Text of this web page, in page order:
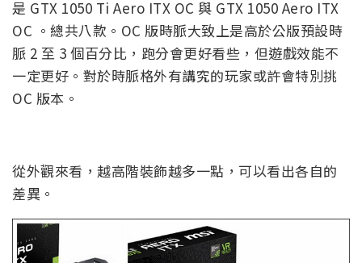
是 GTX 1050 Ti Aero ITX OC 與 GTX 1050 Aero ITX
OC 。總共八款。OC 版時脈大致上是高於公版預設時
脈 2 至 3 個百分比，跑分會更好看些，但遊戲效能不
一定更好。對於時脈格外有講究的玩家或許會特別挑
OC 版本。
從外觀來看，越高階裝飾越多一點，可以看出各自的
差異。